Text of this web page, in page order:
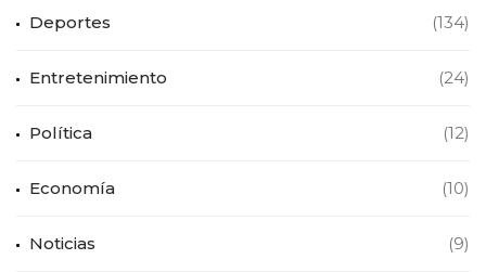
Deportes (134)
Entretenimiento (24)
Política (12)
Economía (10)
Noticias (9)